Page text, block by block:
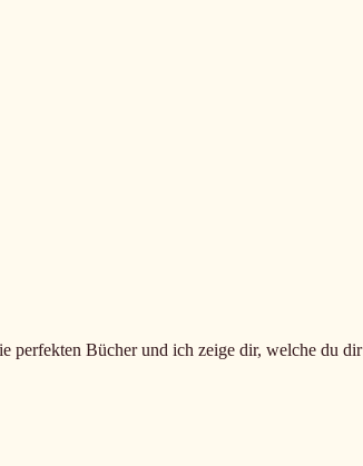
perfekten Bücher und ich zeige dir, welche du dir